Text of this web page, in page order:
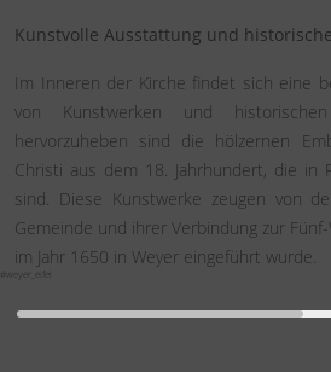
#weyer_eifel
Kunstvolle Ausstattung und
Im Inneren der Kirche findet sich eine
von Kunstwerken und
hervorzuheben sind die hölzernen
Christi aus dem 18. Jahrhundert, die in
sind. Diese Kunstwerke zeugen von
Gemeinde und ihrer Verbindung zur
im Jahr 1650 in Weyer eingeführt wurde.